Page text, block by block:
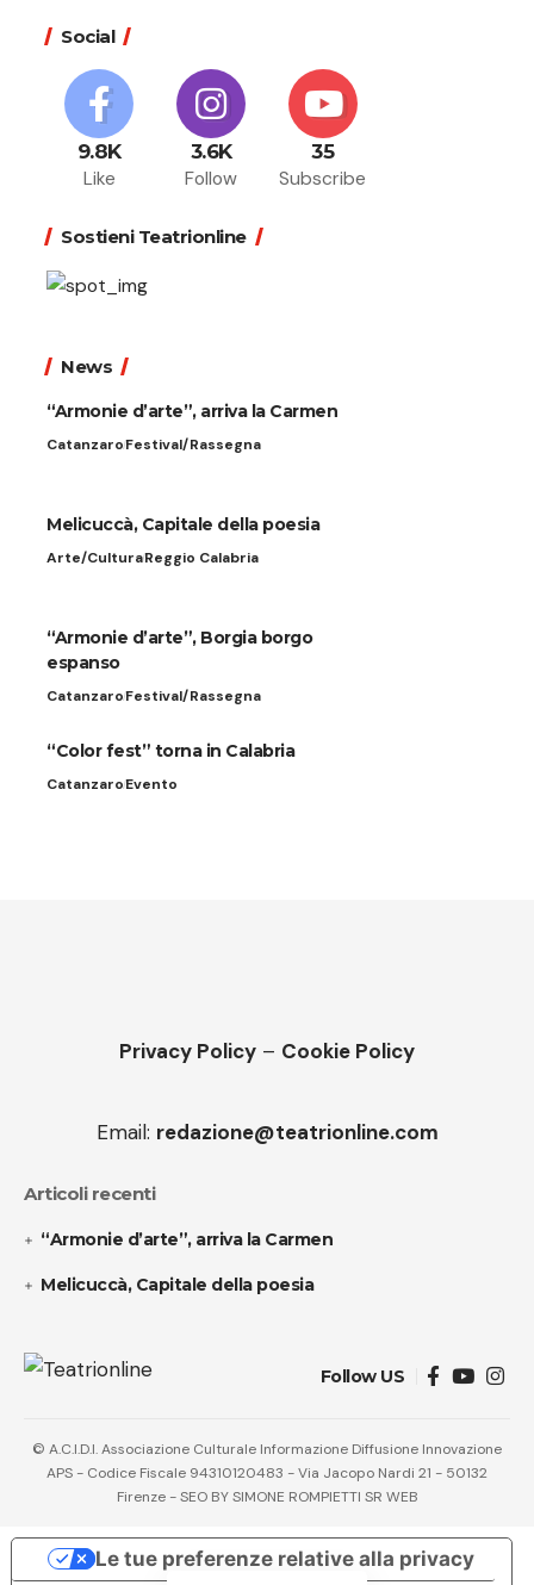
Social
9.8K
Like
3.6K
Follow
35
Subscribe
Sostieni Teatrionline
News
“Armonie d’arte”, arriva la Carmen
CatanzaroFestival/Rassegna
Melicuccà, Capitale della poesia
Arte/CulturaReggio Calabria
“Armonie d’arte”, Borgia borgo
espanso
CatanzaroFestival/Rassegna
“Color fest” torna in Calabria
CatanzaroEvento
Privacy Policy – Cookie Policy
Email: redazione@teatrionline.com
Articoli recenti
“Armonie d’arte”, arriva la Carmen
Melicuccà, Capitale della poesia
Follow US
© A.C.I.D.I. Associazione Culturale Informazione Diffusione Innovazione
APS - Codice Fiscale 94310120483 - Via Jacopo Nardi 21 - 50132
Firenze - SEO BY SIMONE ROMPIETTI SR WEB
Le tue preferenze relative alla privacy